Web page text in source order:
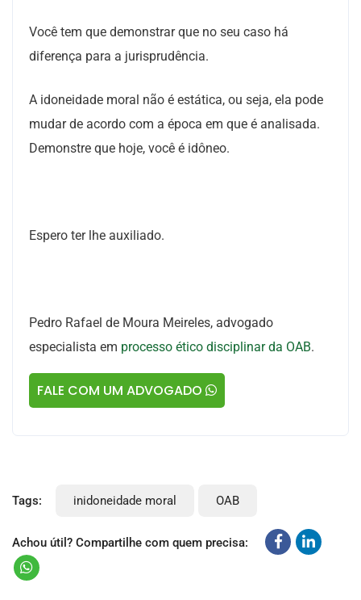
Você tem que demonstrar que no seu caso há
diferença para a jurisprudência.
A idoneidade moral não é estática, ou seja, ela pode
mudar de acordo com a época em que é analisada.
Demonstre que hoje, você é idôneo.
Espero ter lhe auxiliado.
Pedro Rafael de Moura Meireles, advogado
especialista em processo ético disciplinar da OAB.
FALE COM UM ADVOGADO
Tags: inidoneidade moral OAB
Achou útil? Compartilhe com quem precisa: